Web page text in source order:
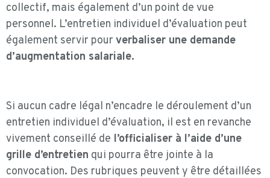
collectif, mais également d’un point de vue
personnel. L’entretien individuel d’évaluation peut
également servir pour verbaliser une demande
d’augmentation salariale.
Si aucun cadre légal n’encadre le déroulement d’un
entretien individuel d’évaluation, il est en revanche
vivement conseillé de l’officialiser à l’aide d’une
grille d’entretien qui pourra être jointe à la
convocation. Des rubriques peuvent y être détaillées